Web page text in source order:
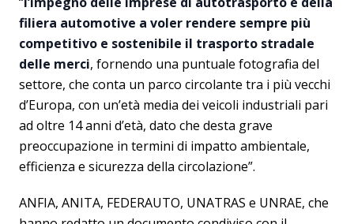
filiera automotive a voler rendere sempre più
competitivo e sostenibile il trasporto stradale
delle merci, fornendo una puntuale fotografia del
settore, che conta un parco circolante tra i più vecchi
d’Europa, con un’età media dei veicoli industriali pari
ad oltre 14 anni d’età, dato che desta grave
preoccupazione in termini di impatto ambientale,
efficienza e sicurezza della circolazione”.
ANFIA, ANITA, FEDERAUTO, UNATRAS e UNRAE, che